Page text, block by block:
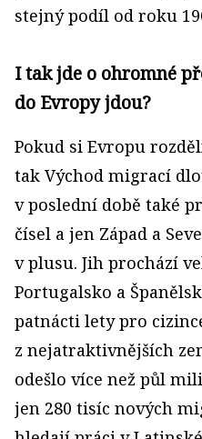
stejný podíl od roku
I tak jde o ohromné
do Evropy jdou?
Pokud si Evropu
tak Východ migrací
v poslední době také
čísel a jen Západ a
v plusu. Jih prochází
Portugalsko a
patnácti lety pro
z nejatraktivnějších
odešlo více než půl
jen 280 tisíc nových